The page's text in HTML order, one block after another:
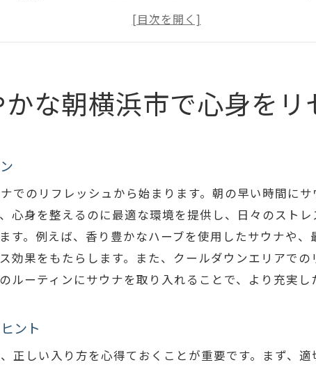
横浜のサウナで充実した一日をスタート
朝のサウナで得られる心地よいリフレッシュ感
サウナがもたらす心と体への効果
横浜のサウナで体験する朝活の新しい形
朝のサウナがもたらす日常の豊かさ
横浜市でのサウナ朝活が人気の理由
サウナがもたらす新しい朝の習慣
横浜のサウナで体験する朝活の魅力
忙しい朝に最高のスタートを横浜市のサウナで
朝サウナで日常の活力を取り戻す
な朝横浜市で心身をリ
でのリフレッシュから始まります。朝の早い時間に
心身を整えるのに最適な環境を提供し、日々のスト
す。例えば、香り豊かなハーブを使用したサウナや
効果をもたらします。また、クールダウンエリアで
ルーティンにサウナを取り入れることで、より充実し
ント
正しい入り方を心得ておくことが重要です。まず、